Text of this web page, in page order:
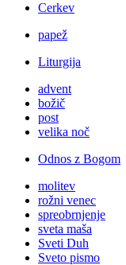
Cerkev
papež
Liturgija
advent
božič
post
velika noč
Odnos z Bogom
molitev
rožni venec
spreobrnjenje
sveta maša
Sveti Duh
Sveto pismo